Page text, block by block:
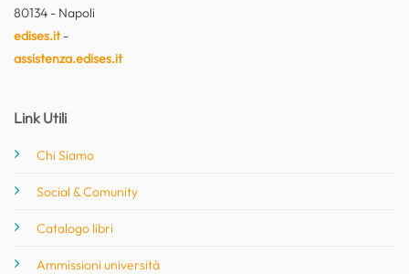
80134 - Napoli
edises.it-
assistenza.edises.it
Link Utili
Chi Siamo
Social & Comunity
Catalogo libri
Ammissioni università